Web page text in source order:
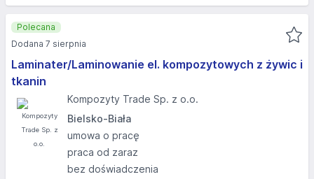
Laminater/Laminowanie el. kompozytowych z żywic i
tkanin
Kompozyty Trade Sp. z o.o.
Bielsko-Biała
umowa o pracę
praca od zaraz
bez doświadczenia
Polecana
Dodana 7 sierpnia